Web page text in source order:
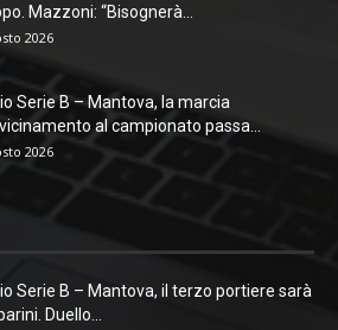
Mazzoni: “Bisognerà...
2026
Serie B – Mantova, la marcia
al campionato passa...
2026
Serie B – Mantova, il terzo portiere sarà
Duello...